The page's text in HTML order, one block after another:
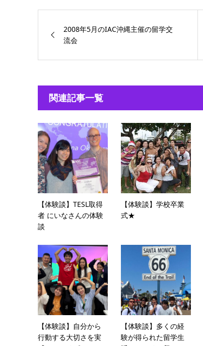
2008年5月のIAC沖縄主催の留学交
流会
関連記事一覧
【体験談】TESL取得
者 にいなさんの体験
談
【体験談】学校卒業
式★
【体験談】自分から
行動する大切さを実
【体験談】多くの経
験が得られた留学生